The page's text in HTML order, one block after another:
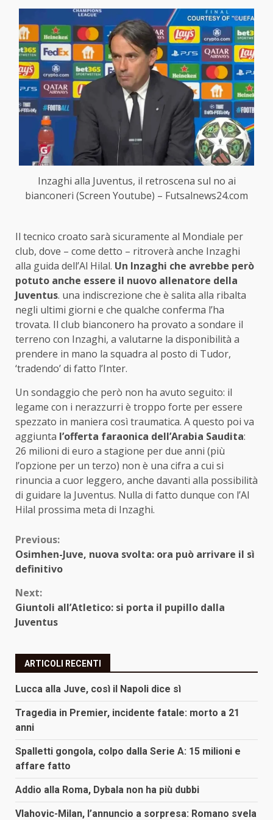
Inzaghi alla Juventus, il retroscena sul no ai
bianconeri (Screen Youtube) – Futsalnews24.com
Il tecnico croato sarà sicuramente al Mondiale per
club, dove – come detto – ritroverà anche Inzaghi
alla guida dell’Al Hilal. Un Inzaghi che avrebbe però
potuto anche essere il nuovo allenatore della
Juventus. una indiscrezione che è salita alla ribalta
negli ultimi giorni e che qualche conferma l’ha
trovata. Il club bianconero ha provato a sondare il
terreno con Inzaghi, a valutarne la disponibilità a
prendere in mano la squadra al posto di Tudor,
‘tradendo’ di fatto l’Inter.
Un sondaggio che però non ha avuto seguito: il
legame con i nerazzurri è troppo forte per essere
spezzato in maniera così traumatica. A questo poi va
aggiunta l’offerta faraonica dell’Arabia Saudita:
26 milioni di euro a stagione per due anni (più
l’opzione per un terzo) non è una cifra a cui si
rinuncia a cuor leggero, anche davanti alla possibilità
di guidare la Juventus. Nulla di fatto dunque con l’Al
Hilal prossima meta di Inzaghi.
Continue
Reading
Previous:
Osimhen-Juve, nuova svolta: ora può arrivare il sì
definitivo
Next:
Giuntoli all’Atletico: si porta il pupillo dalla
Juventus
ARTICOLI RECENTI
Lucca alla Juve, così il Napoli dice sì
Tragedia in Premier, incidente fatale: morto a 21
anni
Spalletti gongola, colpo dalla Serie A: 15 milioni e
affare fatto
Addio alla Roma, Dybala non ha più dubbi
Vlahovic-Milan, l’annuncio a sorpresa: Romano svela